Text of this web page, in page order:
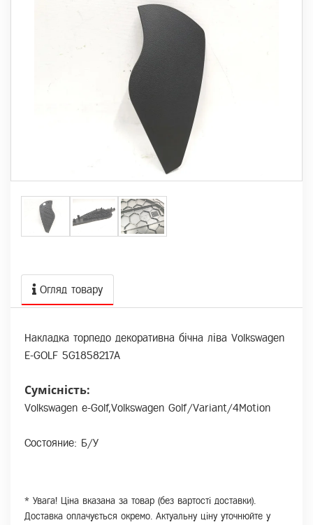
Огляд товару
Накладка торпедо декоративна бічна ліва Volkswagen
E-GOLF 5G1858217A
Сумісність:
Volkswagen e-Golf,Volkswagen Golf/Variant/4Motion
Состояние: Б/У
* Увага! Ціна вказана за товар (без вартості доставки).
Доставка оплачується окремо. Актуальну ціну уточнюйте у